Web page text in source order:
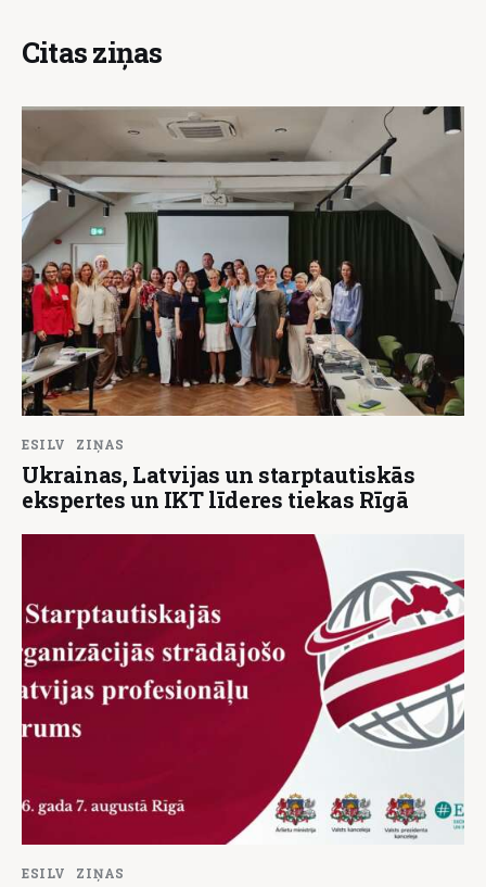
Citas ziņas
ESILV ZIŅAS
Ukrainas, Latvijas un starptautiskās
ekspertes un IKT līderes tiekas Rīgā
ESILV ZIŅAS